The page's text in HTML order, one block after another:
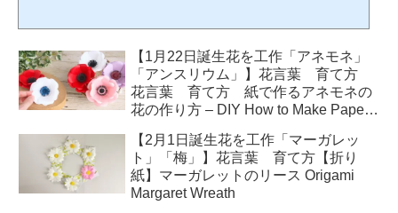
【1月22日誕生花を工作「アネモネ」
「アンスリウム」】花言葉 育て方
花言葉 育て方 紙で作るアネモネの
花の作り方 – DIY How to Make Paper
【2月1日誕生花を工作「マーガレッ
ト」「梅」】花言葉 育て方【折り
紙】マーガレットのリース Origami
Margaret Wreath